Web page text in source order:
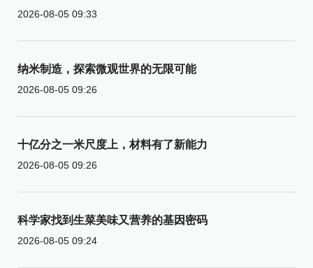
2026-08-05 09:33
纳米制造，探索微观世界的无限可能
2026-08-05 09:26
十亿分之一米尺度上，材料有了新能力
2026-08-05 09:26
科学家找到生菜美味又营养的基因密码
2026-08-05 09:24